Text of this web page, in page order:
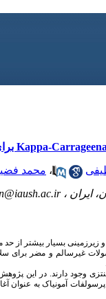
، محمد
ایران ،
بسیار بیشتر از
غیرسالم و مضر
دارند. در این پژوهش،
آمونیاک به عنوان